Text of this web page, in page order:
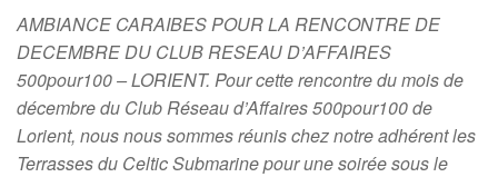
AMBIANCE CARAIBES POUR LA RENCONTRE DE
DECEMBRE DU CLUB RESEAU D’AFFAIRES
500pour100 – LORIENT. Pour cette rencontre du mois de
décembre du Club Réseau d’Affaires 500pour100 de
Lorient, nous nous sommes réunis chez notre adhérent les
Terrasses du Celtic Submarine pour une soirée sous le